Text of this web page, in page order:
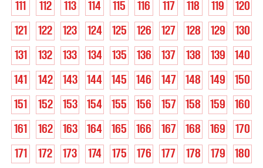
111
112 113 114 115 116 117 118 119
120
121
122 123 124 125 126 127 128 129
130
131
132 133 134 135 136 137 138 139
140
141
142 143 144 145 146 147 148 149
150
151
152 153 154 155 156 157 158 159
160
161
162 163 164 165 166 167 168 169
170
171
172 173 174 175 176 177 178 179
180